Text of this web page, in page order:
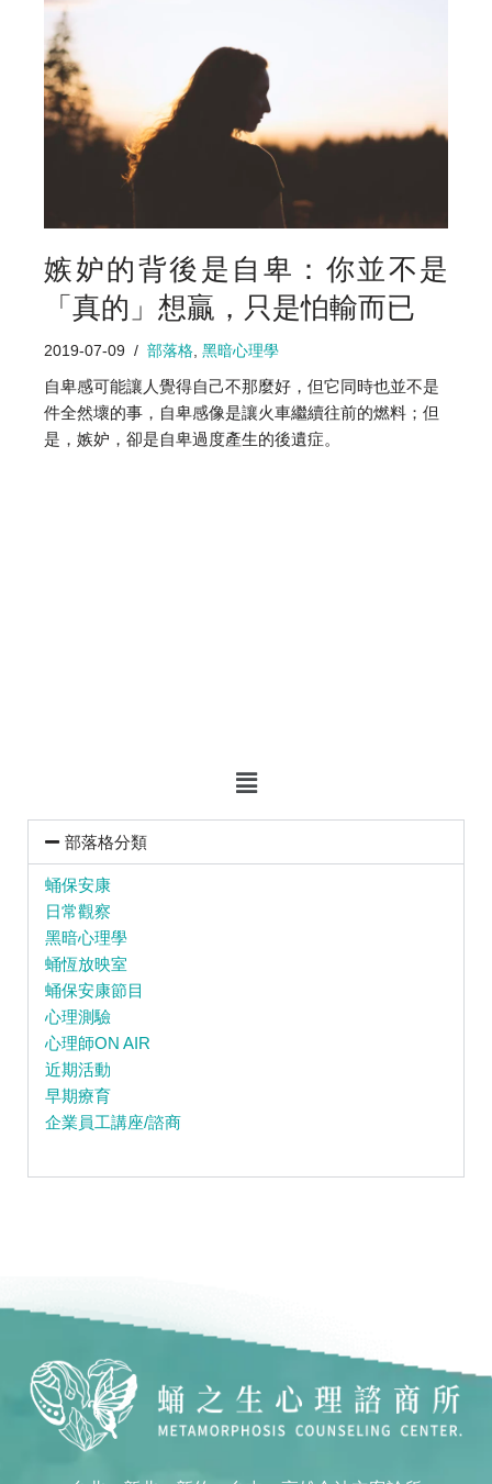
部落格分類
蛹保安康
日常觀察
黑暗心理學
蛹恆放映室
蛹保安康節目
心理測驗
心理師ON AIR
近期活動
早期療育
企業員工講座/諮商
嫉妒的背後是自卑：你並不是
「真的」想贏，只是怕輸而已
2019-07-09 部落格 黑暗心理學
自卑感可能讓人覺得自己不那麼好，但它同時也並不是
件全然壞的事，自卑感像是讓火車繼續往前的燃料；但
是，嫉妒，卻是自卑過度產生的後遺症。